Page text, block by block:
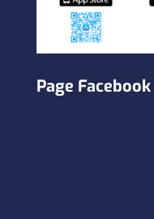
Page Facebook